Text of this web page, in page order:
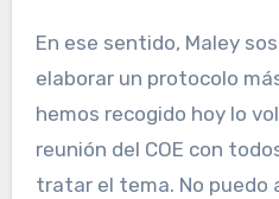
En ese sentido, Maley
elaborar un protocolo
hemos recogido hoy lo
reunión del COE con
tratar el tema. No puedo